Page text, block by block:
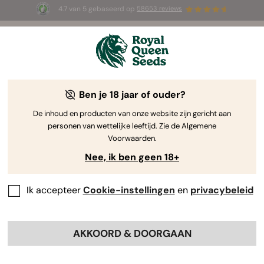
4.7 van 5 gebaseerd op 58653 reviews
☀️ Summer Sales: tot wel 50% korting
op geselecteerde producten! ⏤
The RQS Blog
Cannabis Lifestyle Blogs
De wereldwijde cannabisindustrie bloeit als nooit
vindt je al het laatste zakelijke cannabisnieuws, van
nieuwe economische kansen tot investeringen en
Ben je 18 jaar of ouder?
De inhoud en producten van onze website zijn gericht aan
personen van wettelijke leeftijd. Zie de Algemene
Voorwaarden.
Nee, ik ben geen 18+
Ik accepteerCookie-instellingen en privacybeleid
AKKOORD & DOORGAAN